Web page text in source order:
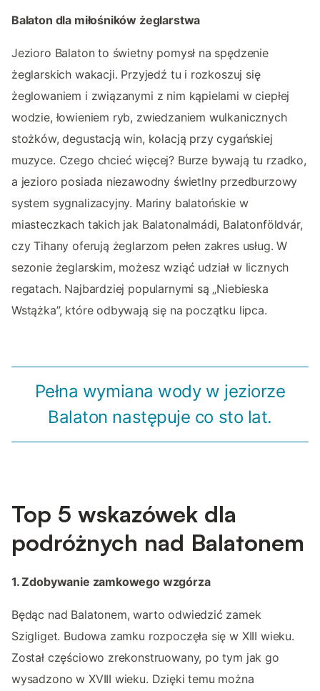
Balaton dla miłośników żeglarstwa
Jezioro Balaton to świetny pomysł na spędzenie
żeglarskich wakacji. Przyjedź tu i rozkoszuj się
żeglowaniem i związanymi z nim kąpielami w ciepłej
wodzie, łowieniem ryb, zwiedzaniem wulkanicznych
stożków, degustacją win, kolacją przy cygańskiej
muzyce. Czego chcieć więcej? Burze bywają tu rzadko,
a jezioro posiada niezawodny świetlny przedburzowy
system sygnalizacyjny. Mariny balatońskie w
miasteczkach takich jak Balatonalmádi, Balatonföldvár,
czy Tihany oferują żeglarzom pełen zakres usług. W
sezonie żeglarskim, możesz wziąć udział w licznych
regatach. Najbardziej popularnymi są „Niebieska
Wstążka”, które odbywają się na początku lipca.
Pełna wymiana wody w jeziorze
Balaton następuje co sto lat.
Top 5 wskazówek dla
podróżnych nad Balatonem
1. Zdobywanie zamkowego wzgórza
Będąc nad Balatonem, warto odwiedzić zamek
Szigliget. Budowa zamku rozpoczęła się w XIII wieku.
Został częściowo zrekonstruowany, po tym jak go
wysadzono w XVIII wieku. Dzięki temu można